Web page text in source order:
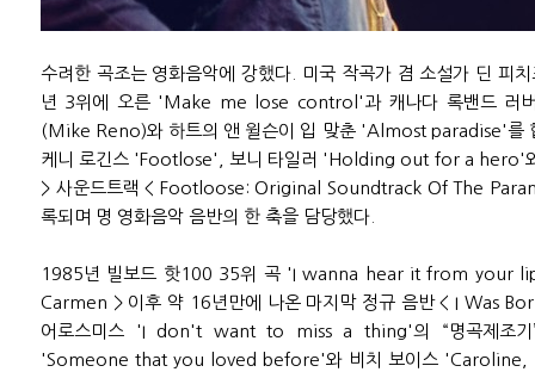
수려한 곡조는 영화음악에 강했다. 미국 작곡가 겸 소설가 딘
년 3위에 오른 'Make me lose control'과 캐나다 록밴드 러버
(Mike Reno)와 하트의 앤 윌슨이 입 맞춘 'Almost paradise'를
케니 로긴스 'Footlose', 보니 타일러 'Holding out for a hero'
> 사운드트랙 < Footloose: Original Soundtrack Of The
록되며 명 영화음악 음반의 한 축을 담당했다.
1985년 빌보드 핫100 35위 곡 'I wanna hear it from your
Carmen > 이후 약 16년만에 나온 마지막 정규 음반 < I Was
어로스미스 'I don't want to miss a thing'의 “명곡제조기
'Someone that you loved before'와 비치 보이스 'Caroline,